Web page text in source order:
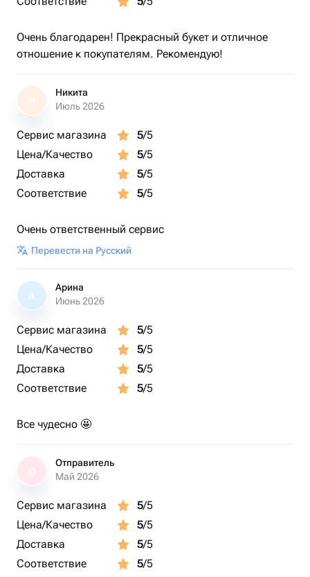
Очень благодарен! Прекрасный букет и отличное
отношение к покупателям. Рекомендую!
Н
Никита
Июль 2026
Сервис магазина 5/5
Цена/Качество
5/5
Доставка
5/5
Соответствие
5/5
Очень ответственный сервис
Перевести на Русский
А
Арина
Июнь 2026
Сервис магазина 5/5
Цена/Качество
5/5
Доставка
5/5
Соответствие
5/5
Все чудесно 🤩
Отправитель
Май 2026
Сервис магазина 5/5
Цена/Качество
5/5
Доставка
5/5
Соответствие
5/5